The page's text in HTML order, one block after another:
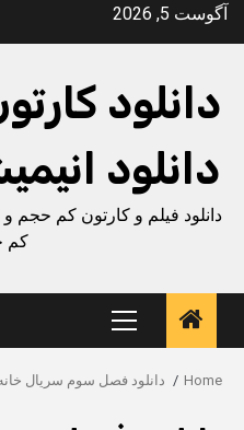
Skipآگوست 5, 2026
دانلود
دانلود
دانلود فیلم و کارتون کم حجم
کم
Primary
Menu
Home دانلود فصل سوم سریال